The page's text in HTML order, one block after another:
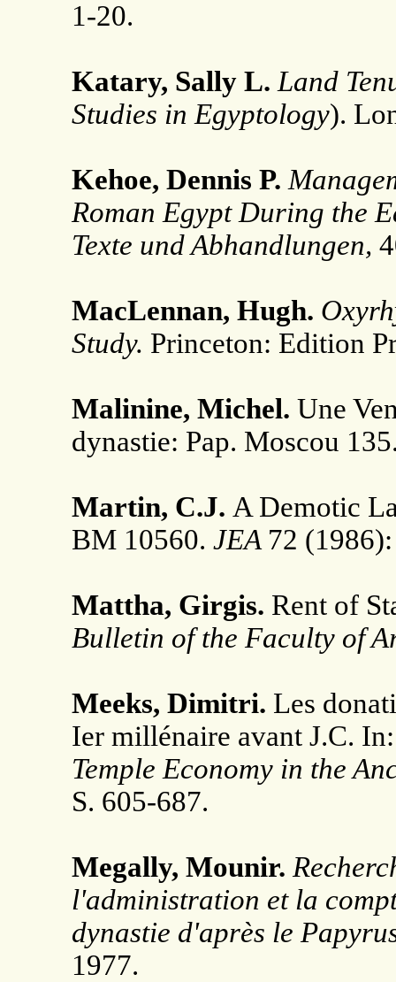
1-20.
Katary, Sally L. Land
Studies in Egyptology).
Kehoe, Dennis P.
Roman Egypt During the
Texte und Abhandlungen,
MacLennan, Hugh.
Study. Princeton: Edition
Malinine, Michel. Une
dynastie: Pap. Moscou
Martin, C.J. A Demotic
BM 10560. JEA 72
Mattha, Girgis. Rent of
Bulletin of the Faculty of
Meeks, Dimitri. Les
Ier millénaire avant J.C.
Temple Economy in the
S. 605-687.
Megally, Mounir.
l'administration et la
dynastie d'après le
1977.